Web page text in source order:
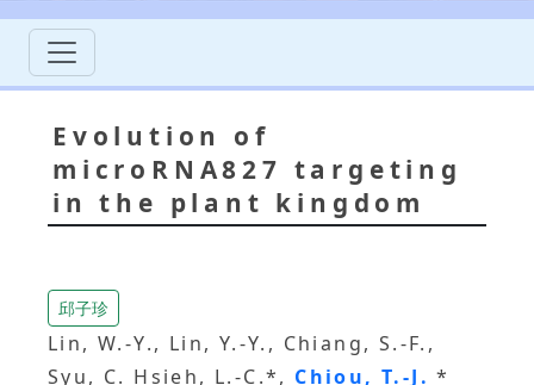
Evolution of
microRNA827 targeting
in the plant kingdom
邱子珍
Lin, W.-Y., Lin, Y.-Y., Chiang, S.-F.,
Syu, C. Hsieh, L.-C.*, Chiou, T.-J.*